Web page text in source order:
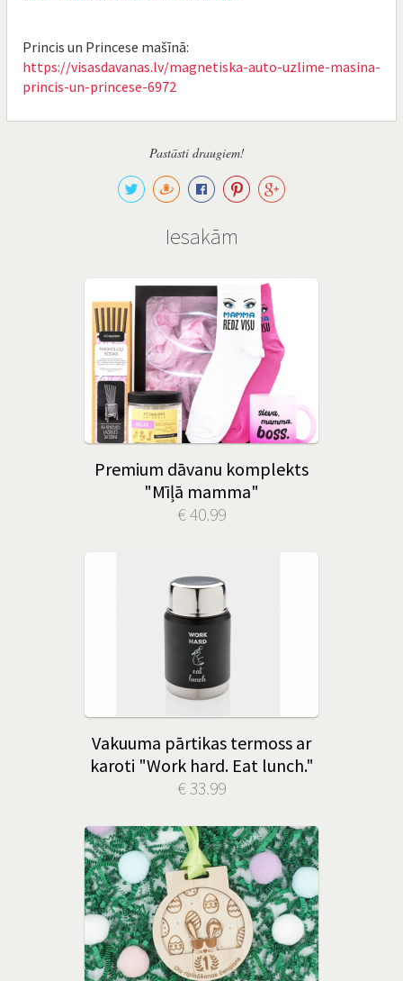
Princis un Princese mašīnā:
https://visasdavanas.lv/magnetiska-auto-uzlime-masina-
princis-un-princese-6972
Pastāsti draugiem!
Iesakām
Premium dāvanu komplekts
"Mīļā mamma"
€ 40.99
Vakuuma pārtikas termoss ar
karoti "Work hard. Eat lunch."
€ 33.99